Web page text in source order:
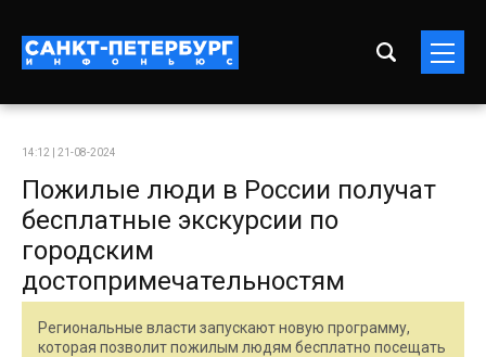
14:12 | 21-08-2024
Пожилые люди в России получат
бесплатные экскурсии по
городским
достопримечательностям
Региональные власти запускают новую программу,
которая позволит пожилым людям бесплатно посещать